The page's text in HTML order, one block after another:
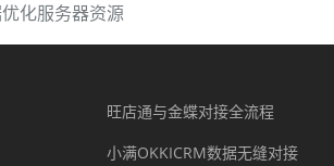
化服务器资源
旺店通与金蝶对接全流程
小满OKKICRM数据无缝对接